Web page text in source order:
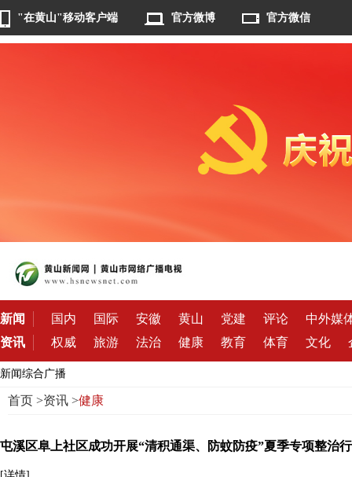
"在黄山"移动客户端 官方微博 官方微信
新闻 国内 国际 安徽 黄山 党建 评论
中外媒
资讯
权威 旅游 法治 健康 教育 体育 文化
新闻综合广播
首页>资讯>健康
屯溪区阜上社区成功开展“清积通渠、防蚊防疫”夏季专项整治